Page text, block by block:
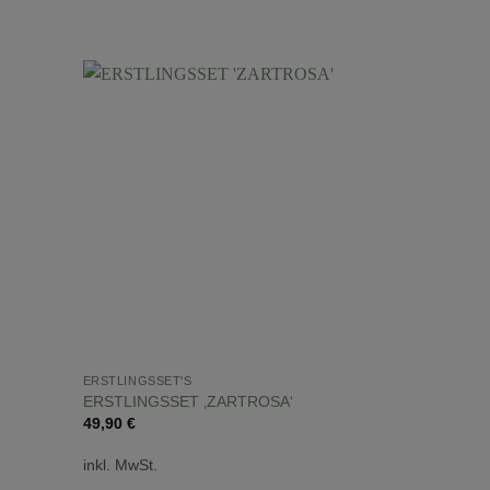
ERSTLINGSSET'S
ERSTLINGSSET ‚ZARTROSA‘
49,90 €
inkl. MwSt.